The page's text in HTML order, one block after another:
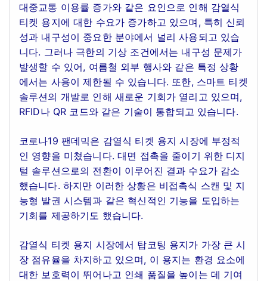
대중교통 이용률 증가와 같은 요인으로 인해 감열식
티켓 용지에 대한 수요가 증가하고 있으며, 특히 신뢰
성과 내구성이 중요한 분야에서 널리 사용되고 있습
니다. 그러나 극한의 기상 조건에서는 내구성 문제가
발생할 수 있어, 여름철 외부 행사와 같은 특정 상황
에서는 사용이 제한될 수 있습니다. 또한, 스마트 티켓
솔루션의 개발로 인해 새로운 기회가 열리고 있으며,
RFID나 QR 코드와 같은 기술이 통합되고 있습니다.
코로나19 팬데믹은 감열식 티켓 용지 시장에 부정적
인 영향을 미쳤습니다. 대면 접촉을 줄이기 위한 디지
털 솔루션으로의 전환이 이루어진 결과 수요가 감소
했습니다. 하지만 이러한 상황은 비접촉식 스캔 및 지
능형 발권 시스템과 같은 혁신적인 기능을 도입하는
기회를 제공하기도 했습니다.
감열식 티켓 용지 시장에서 탑코팅 용지가 가장 큰 시
장 점유율을 차지하고 있으며, 이 용지는 환경 요소에
대한 보호력이 뛰어나고 인쇄 품질을 높이는 데 기여